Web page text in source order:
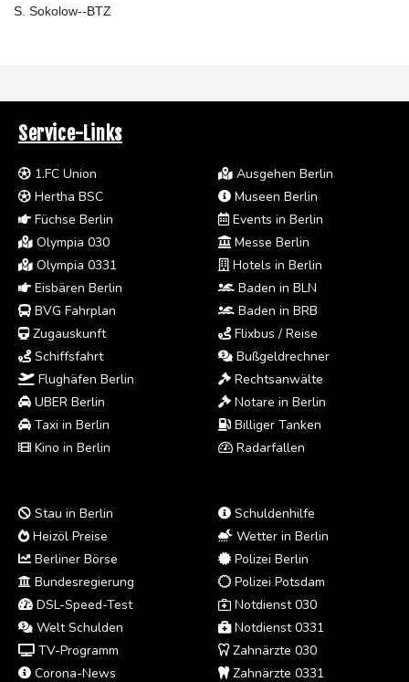
S. Sokolow--BTZ
Service-Links
1.FC Union
Hertha BSC
Füchse Berlin
Olympia 030
Olympia 0331
Eisbären Berlin
BVG Fahrplan
Zugauskunft
Schiffsfahrt
Flughäfen Berlin
UBER Berlin
Taxi in Berlin
Kino in Berlin
Ausgehen Berlin
Museen Berlin
Events in Berlin
Messe Berlin
Hotels in Berlin
Baden in BLN
Baden in BRB
Flixbus / Reise
Bußgeldrechner
Rechtsanwälte
Notare in Berlin
Billiger Tanken
Radarfallen
Stau in Berlin
Heizöl Preise
Berliner Börse
Bundesregierung
DSL-Speed-Test
Welt Schulden
TV-Programm
Corona-News
Schuldenhilfe
Wetter in Berlin
Polizei Berlin
Polizei Potsdam
Notdienst 030
Notdienst 0331
Zahnärzte 030
Zahnärzte 0331